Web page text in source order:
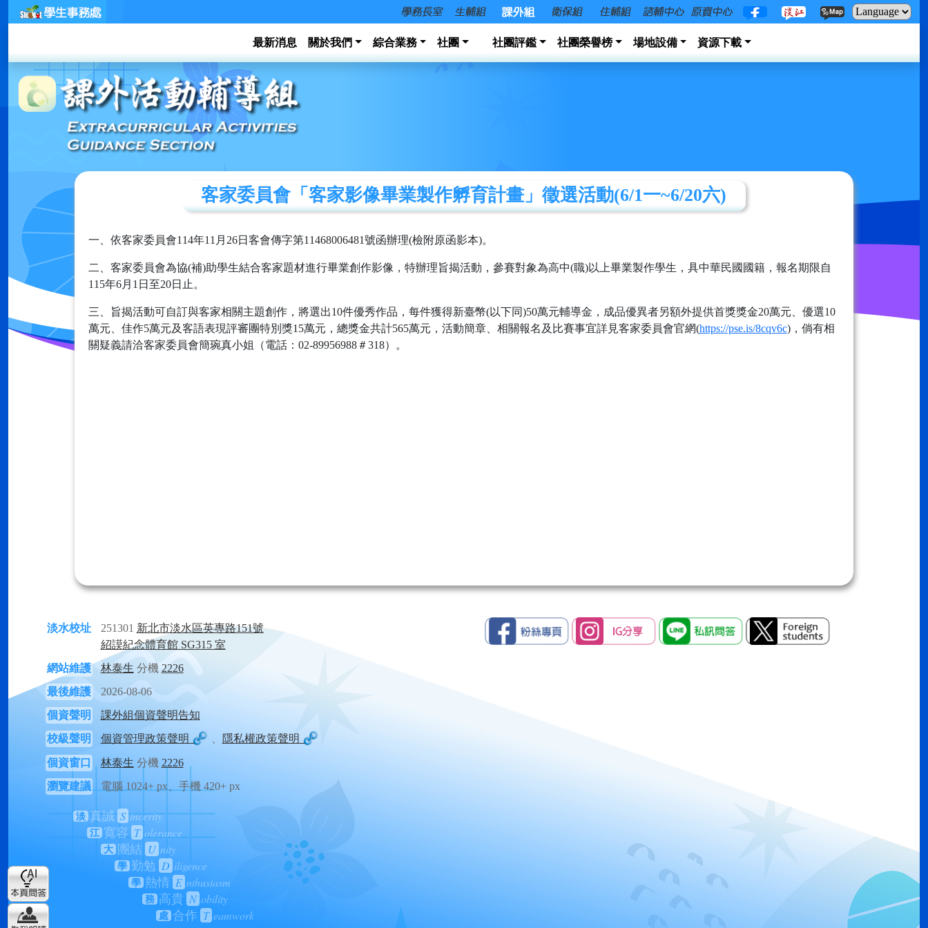
最新消息 關於我們 綜合業務 社團 社團評鑑 社團榮譽榜 場地設備 資源下載
客家委員會「客家影像畢業製作孵育計畫」徵選活動(6/1一~6/20六)
一、依客家委員會114年11月26日客會傳字第11468006481號函辦理(檢附原函影本)。
二、客家委員會為協(補)助學生結合客家題材進行畢業創作影像，特辦理旨揭活動，參賽對象為高中(職)以上畢業製作學生，具中華民國國籍，報名期限自
115年6月1日至20日止。
三、旨揭活動可自訂與客家相關主題創作，將選出10件優秀作品，每件獲得新臺幣(以下同)50萬元輔導金，成品優異者另額外提供首獎獎金20萬元、優選10
萬元、佳作5萬元及客語表現評審團特別獎15萬元，總獎金共計565萬元，活動簡章、相關報名及比賽事宜詳見客家委員會官網(https://pse.is/8cqv6c)，倘有相
關疑義請洽客家委員會簡琬真小姐（電話：02-89956988＃318）。
淡水校址 251301 新北市淡水區英專路151號
紹謨紀念體育館 SG315 室
網站維護
林泰生 分機 2226
最後維護
2026-08-06
個資聲明
課外組個資聲明告知
校級聲明
個資管理政策聲明 隱私權政策聲明
個資窗口 林泰生 分機 2226
瀏覽建議
電腦 1024+ px、手機 420+ px
淡 真誠 S incerity
江 寬容 T olerance
大 團結 U nity
學 勤勉 D iligence
學 熱情 E nthusiasm
務 高貴 N obility
處 合作 T eamwork